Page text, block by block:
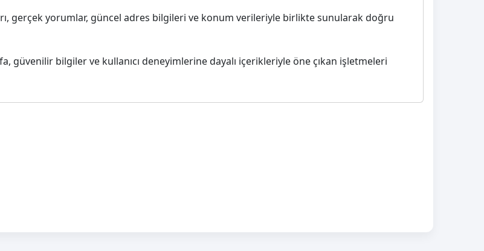
gerçek yorumlar, güncel adres bilgileri ve konum verileriyle birlikte sunularak doğru
güvenilir bilgiler ve kullanıcı deneyimlerine dayalı içerikleriyle öne çıkan işletmeleri